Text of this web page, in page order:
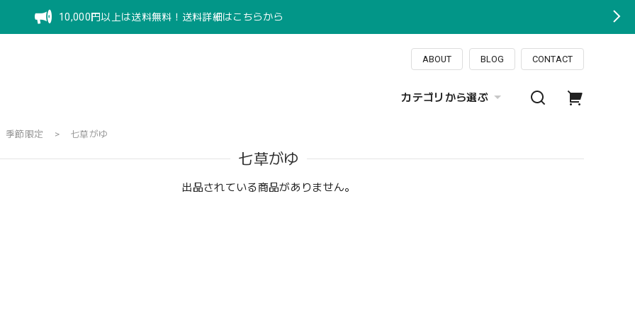
10,000円以上は送料無料！送料詳細はこちらから
ABOUT BLOG CONTACT
カテゴリから選ぶ
季節限定 七草がゆ
七草がゆ
出品されている商品がありません。